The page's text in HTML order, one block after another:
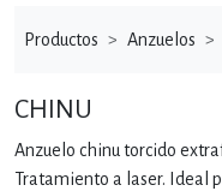
Productos Anzuelos
CHINU
Anzuelo chinu torcido
Tratamiento a laser. Ideal